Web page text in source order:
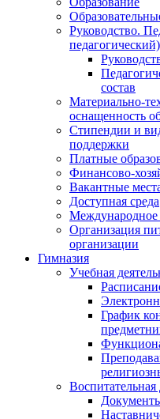
Руководство.
состав
Материально-
оснащенность
Стипендии и
поддержки
Платные
Финансово-
Вакантные
Доступная среда
Международное
Организация
организации
Гимназия
Учебная
График
Воспитательная